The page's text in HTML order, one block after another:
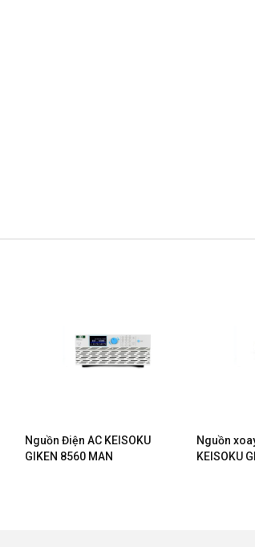
Nguồn Điện AC KEISOKU
GIKEN 8560 MAN
Nguồn
KEISOKU